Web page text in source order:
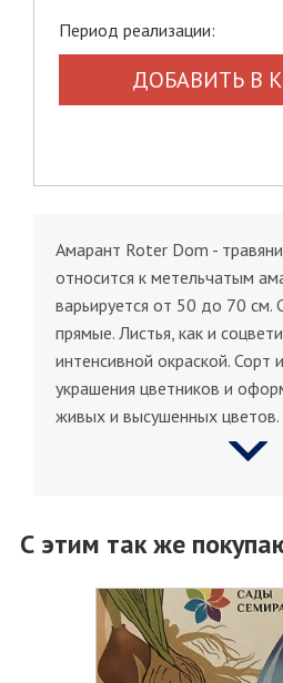
Период реализации:
ДОБАВИТЬ В
Амарант Roter Dom -
относится к метельчатым
варьируется от 50 до 70 см.
прямые. Листья, как и
интенсивной окраской. Сорт
украшения цветников и
живых и высушенных цветов.
С этим так же